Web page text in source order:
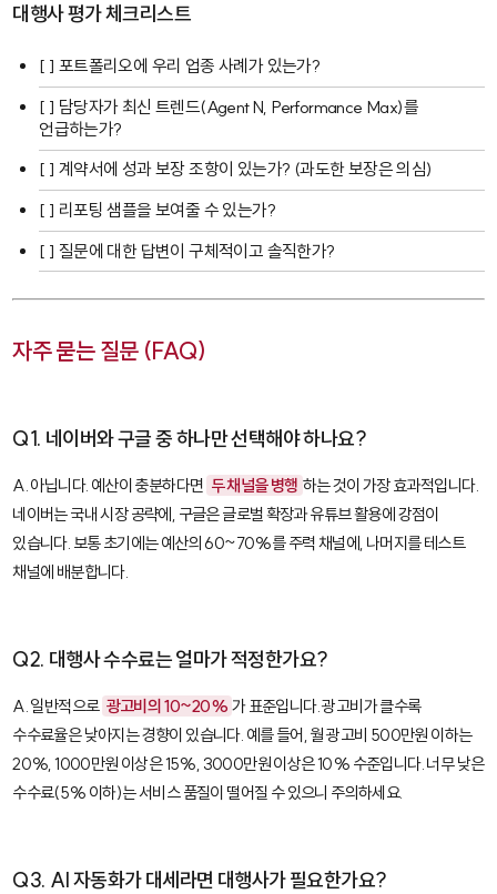
대행사 평가 체크리스트
[ ] 포트폴리오에 우리 업종 사례가 있는가?
[ ] 담당자가 최신 트렌드(Agent N, Performance Max)를
언급하는가?
[ ] 계약서에 성과 보장 조항이 있는가? (과도한 보장은 의심)
[ ] 리포팅 샘플을 보여줄 수 있는가?
[ ] 질문에 대한 답변이 구체적이고 솔직한가?
자주 묻는 질문 (FAQ)
Q1. 네이버와 구글 중 하나만 선택해야 하나요?
A. 아닙니다. 예산이 충분하다면 두 채널을 병행 하는 것이 가장 효과적입니다.
네이버는 국내 시장 공략에, 구글은 글로벌 확장과 유튜브 활용에 강점이
있습니다. 보통 초기에는 예산의 60~70%를 주력 채널에, 나머지를 테스트
채널에 배분합니다.
Q2. 대행사 수수료는 얼마가 적정한가요?
A. 일반적으로 광고비의 10~20% 가 표준입니다. 광고비가 클수록
수수료율은 낮아지는 경향이 있습니다. 예를 들어, 월 광고비 500만원 이하는
20%, 1000만원 이상은 15%, 3000만원 이상은 10% 수준입니다. 너무 낮은
수수료(5% 이하)는 서비스 품질이 떨어질 수 있으니 주의하세요.
Q3. AI 자동화가 대세라면 대행사가 필요한가요?